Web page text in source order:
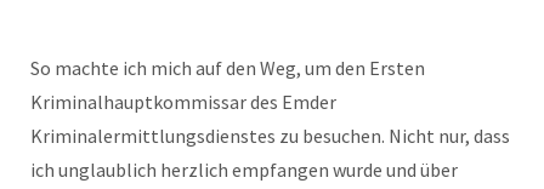
So machte ich mich auf den Weg, um den Ersten
Kriminalhauptkommissar des Emder
Kriminalermittlungsdienstes zu besuchen. Nicht nur, dass
ich unglaublich herzlich empfangen wurde und über